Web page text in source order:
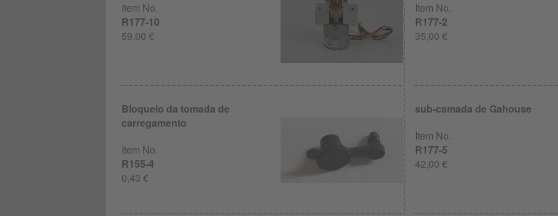
Item No.
R177-10
59,00 €
Item No.
R177-2
35,00 €
Bloqueio da tomada de
carregamento
Item No.
R155-4
0,43 €
sub-camada de Gahouse
Item No.
R177-5
42,00 €